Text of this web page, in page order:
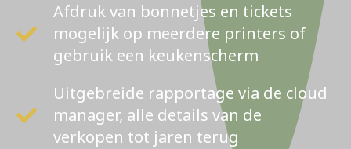
Afdruk van bonnetjes en tickets
mogelijk op meerdere printers of
gebruik een keukenscherm
Uitgebreide rapportage via de cloud
manager, alle details van de
verkopen tot jaren terug